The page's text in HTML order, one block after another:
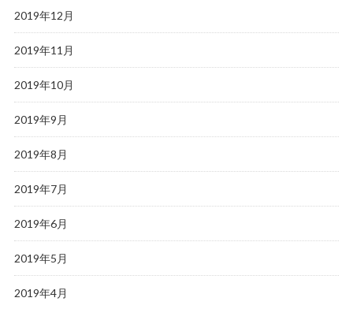
2019年12月
2019年11月
2019年10月
2019年9月
2019年8月
2019年7月
2019年6月
2019年5月
2019年4月